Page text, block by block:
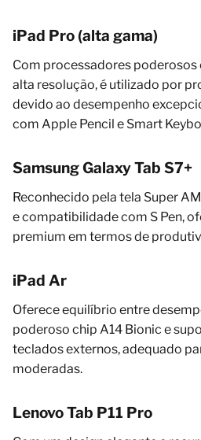
iPad Pro (alta gama)
Com processadores
alta resolução, é utilizado por
devido ao desempenho
com Apple Pencil e Smart
Samsung Galaxy Tab S7+
Reconhecido pela tela Super
e compatibilidade com S Pen,
premium em termos de
iPad Ar
Oferece equilíbrio entre
poderoso chip A14 Bionic e
teclados externos, adequado
moderadas.
Lenovo Tab P11 Pro